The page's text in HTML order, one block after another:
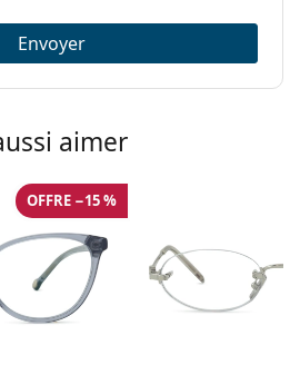
Envoyer
aimer
OFFRE −15 %